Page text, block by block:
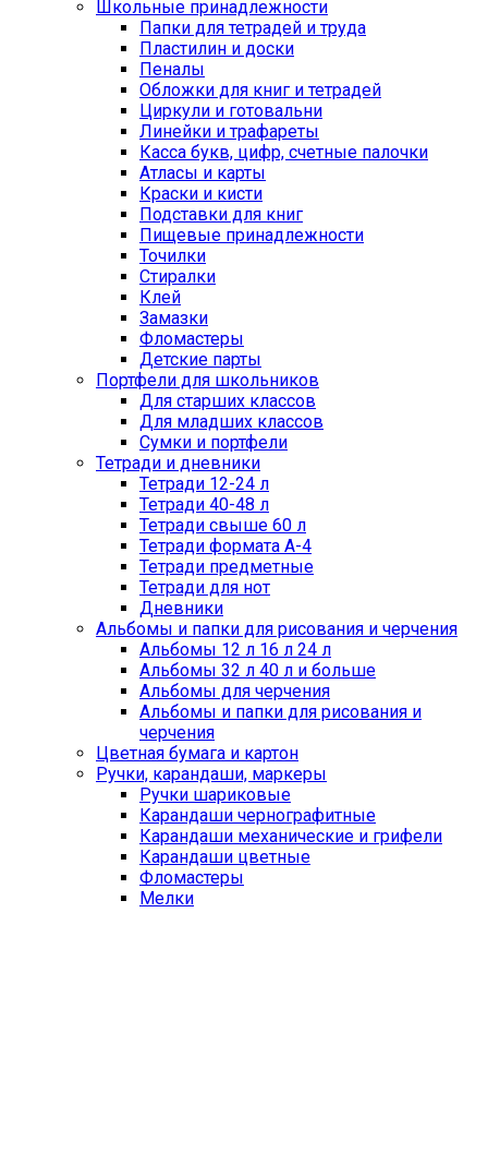
Школьные принадлежности
Папки для тетрадей и труда
Пластилин и доски
Пеналы
Обложки для книг и тетрадей
Циркули и готовальни
Линейки и трафареты
Касса букв, цифр, счетные палочки
Атласы и карты
Краски и кисти
Подставки для книг
Пищевые принадлежности
Точилки
Стиралки
Клей
Замазки
Фломастеры
Детские парты
Портфели для школьников
Для старших классов
Для младших классов
Сумки и портфели
Тетради и дневники
Тетради 12-24 л
Тетради 40-48 л
Тетради свыше 60 л
Тетради формата А-4
Тетради предметные
Тетради для нот
Дневники
Альбомы и папки для рисования и черчения
Альбомы 12 л 16 л 24 л
Альбомы 32 л 40 л и больше
Альбомы для черчения
Альбомы и папки для рисования и
черчения
Цветная бумага и картон
Ручки, карандаши, маркеры
Ручки шариковые
Карандаши чернографитные
Карандаши механические и грифели
Карандаши цветные
Фломастеры
Мелки